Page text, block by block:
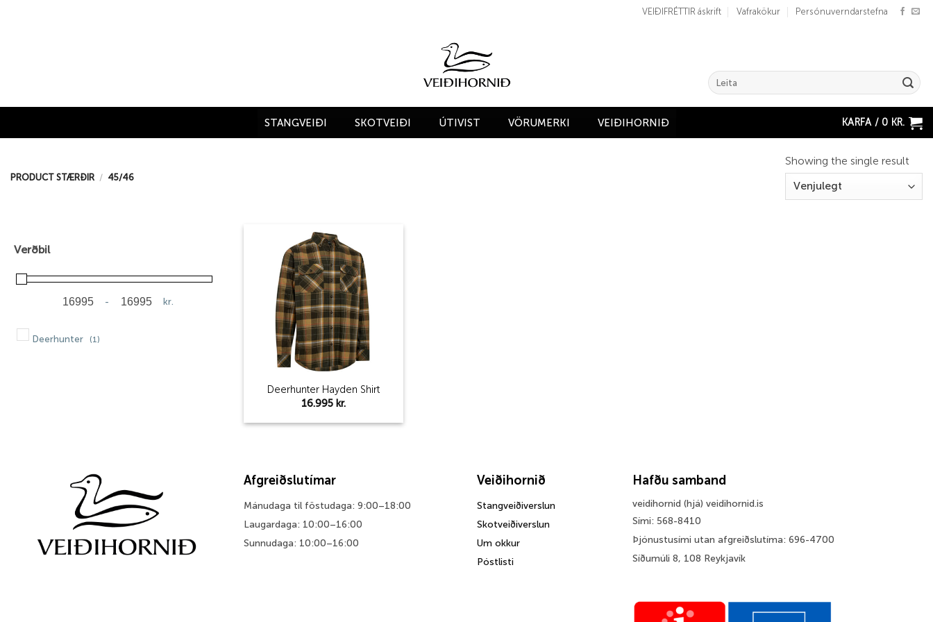
VEIÐIFRÉTTIR áskrift Vafrakökur Persónuverndarstefna
Search
for:
STANGVEIÐI SKOTVEIÐI ÚTIVIST VÖRUMERKI VEIÐIHORNIÐ KARFA / 0 KR.
PRODUCT STÆRÐIR / 45/46
Showing the single result
Verðbil
Minimum Price
-
Maximum Price
kr.
Deerhunter (1)
wishlist
Deerhunter Hayden Shirt
16.995 kr.
Afgreiðslutímar
Mánudaga til föstudaga: 9:00–18:00
Laugardaga: 10:00–16:00
Sunnudaga: 10:00–16:00
Veiðihornið
Stangveiðiverslun
Skotveiðiverslun
Um okkur
Póstlisti
Hafðu samband
veidihornid (hjá) veidihornid.is
Sími: 568-8410
Þjónustusími utan afgreiðslutíma: 696-4700
Síðumúli 8, 108 Reykjavík